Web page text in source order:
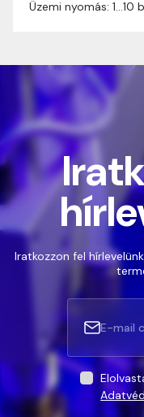
Üzemi nyomás: 1…10
Iratkozzon fel